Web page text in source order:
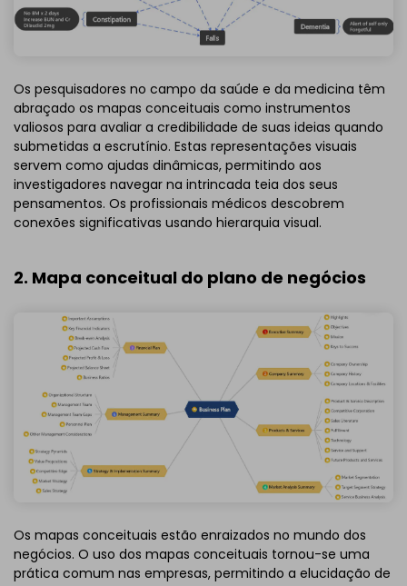
Os pesquisadores no campo da saúde e da medicina têm
abraçado os mapas conceituais como instrumentos
valiosos para avaliar a credibilidade de suas ideias quando
submetidas a escrutínio. Estas representações visuais
servem como ajudas dinâmicas, permitindo aos
investigadores navegar na intrincada teia dos seus
pensamentos. Os profissionais médicos descobrem
conexões significativas usando hierarquia visual.
2. Mapa conceitual do plano de negócios
Os mapas conceituais estão enraizados no mundo dos
negócios. O uso dos mapas conceituais tornou-se uma
prática comum nas empresas, permitindo a elucidação de